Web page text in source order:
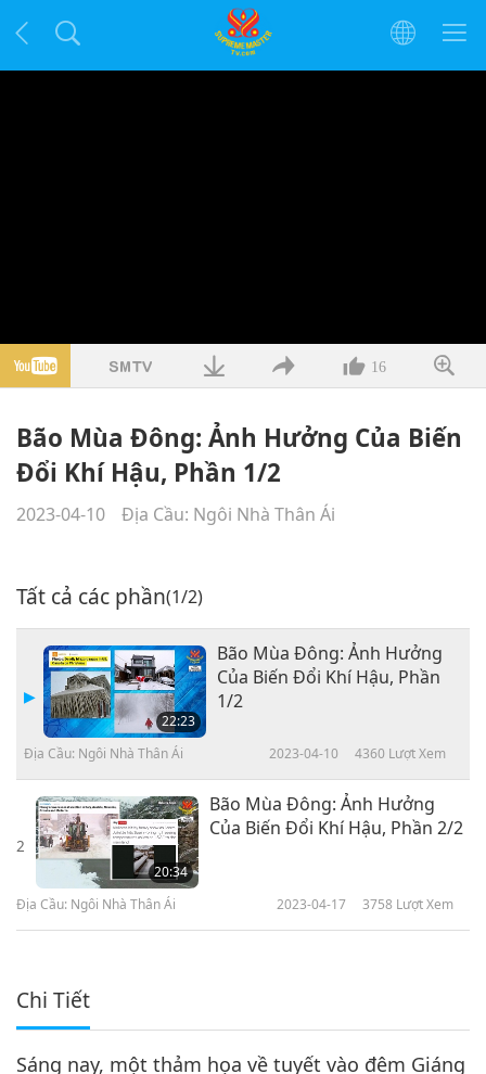
16
Bão Mùa Đông: Ảnh Hưởng Của Biến
Đổi Khí Hậu, Phần 1/2
2023-04-10 Địa Cầu: Ngôi Nhà Thân Ái
Tất cả các phần(1/2)
22:23
Bão Mùa Đông: Ảnh Hưởng
Của Biến Đổi Khí Hậu, Phần
1/2
Địa Cầu: Ngôi Nhà Thân Ái 2023-04-10 4360 Lượt Xem
2
20:34
Bão Mùa Đông: Ảnh Hưởng
Của Biến Đổi Khí Hậu, Phần 2/2
Địa Cầu: Ngôi Nhà Thân Ái 2023-04-17 3758 Lượt Xem
Chi Tiết
Sáng nay, một thảm họa về tuyết vào đêm Giáng